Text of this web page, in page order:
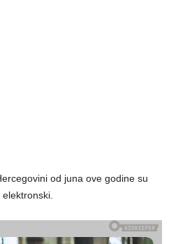
od juna ove godine su